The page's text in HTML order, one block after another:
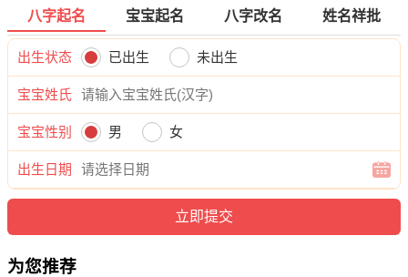
辉天、霄柯、聪恺、玄迪、海迪、隆悟、旻世、恬译、蓓森、
忆唯、怡璟、江泉、甜桦、睿伦、尊洺、道启、凯弘、博超、
影依、廷韶、永廷、龙昕、唯郎、道崇、洺俊、洺甯、享正、
易迪、颜帆、海秋、拓彦、恺丽、宏旻、源渝、唯博、超弘、
渝牧、滢麒、洺紫、宗硕、令伟、奕宽、译楚、炎迪、洺顷、
聪译、拓嘉、海泉、信泽、天勇、旻昀、奇俊、桦婉、萌棕、
彦俊、海远、恺诺、采浩、俊颜、易博、彦尊、诺曜、顷弘、
超鸣、威宸、宁聪、欣庚、旻译、海冉、宥颜、颜知、海彦、
唯旻、瀚昕、茹洺。
八字起名 宝宝起名 八字改名 姓名祥批
出生状态 已出生 未出生
宝宝姓氏
宝宝性别 男 女
出生日期
为您推荐